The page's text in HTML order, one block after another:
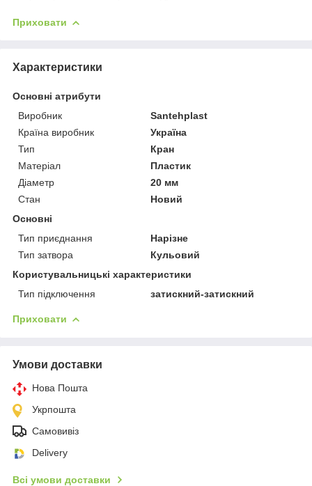
Приховати
Характеристики
Основні атрибути
Виробник
Santehplast
Країна виробник
Україна
Тип
Кран
Матеріал
Пластик
Діаметр
20 мм
Стан
Новий
Основні
Тип приєднання
Нарізне
Тип затвора
Кульовий
Користувальницькі характеристики
Тип підключення
затискний-затискний
Приховати
Умови доставки
Нова Пошта
Укрпошта
Самовивіз
Delivery
Всі умови доставки